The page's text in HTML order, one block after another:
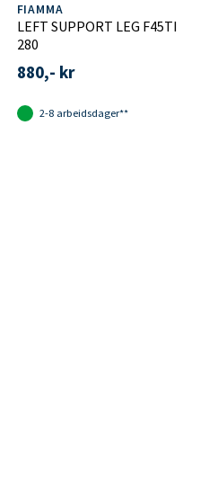
FIAMMA
LEFT SUPPORT LEG F45TI
280
880,- kr
2-8 arbeidsdager**